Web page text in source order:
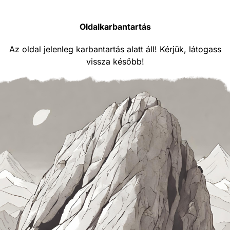
Oldalkarbantartás
Az oldal jelenleg karbantartás alatt áll! Kérjük, látogass
vissza később!